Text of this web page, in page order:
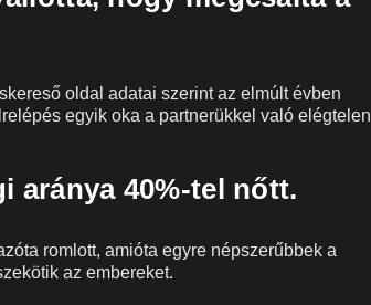
oldal adatai szerint az elmúlt évben
egyik oka a partnerükkel való elégtelen
aránya 40%-tel nőtt.
romlott, amióta egyre népszerűbbek a
az embereket.